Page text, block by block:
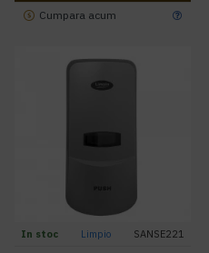
Cumpara acum
In stoc Limpio SANSE221